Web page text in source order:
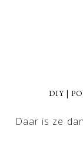
DIY |
Daar is ze